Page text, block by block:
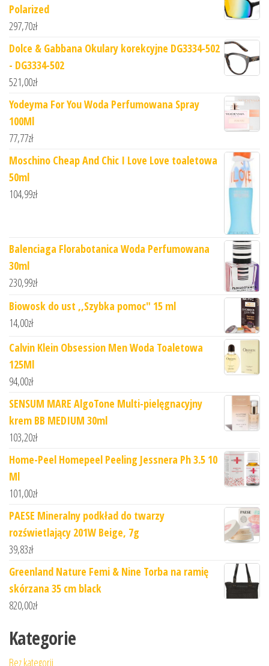
Polarized
297,70zł
Dolce & Gabbana Okulary korekcyjne DG3334-502
- DG3334-502
521,00zł
Yodeyma For You Woda Perfumowana Spray
100Ml
77,77zł
Moschino Cheap And Chic I Love Love toaletowa
50ml
104,99zł
Balenciaga Florabotanica Woda Perfumowana
30ml
230,99zł
Biowosk do ust ,,Szybka pomoc" 15 ml
14,00zł
Calvin Klein Obsession Men Woda Toaletowa
125Ml
94,00zł
SENSUM MARE AlgoTone Multi-pielęgnacyjny
krem BB MEDIUM 30ml
103,20zł
Home-Peel Homepeel Peeling Jessnera Ph 3.5 10
Ml
101,00zł
PAESE Mineralny podkład do twarzy
rozświetlający 201W Beige, 7g
39,83zł
Greenland Nature Femi & Nine Torba na ramię
skórzana 35 cm black
820,00zł
Kategorie
Bez kategorii